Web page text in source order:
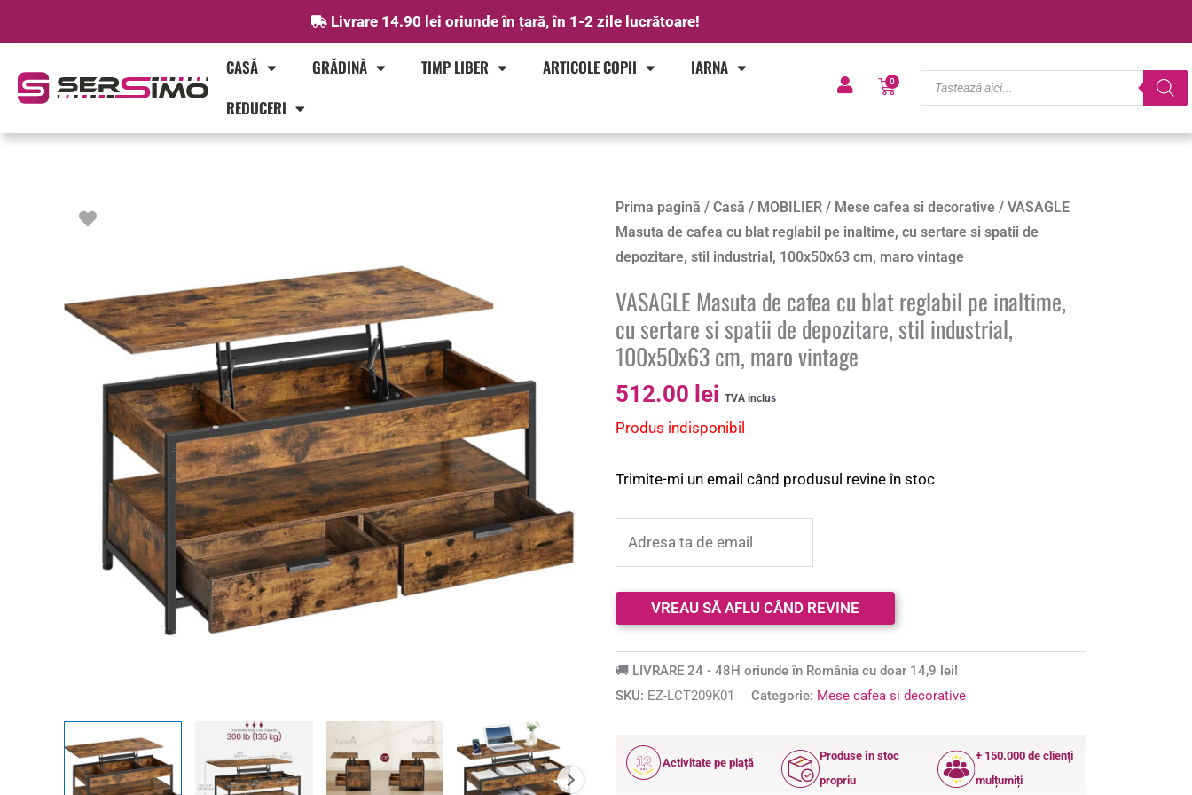
Livrare 14.90 lei oriunde în țară, în 1-2 zile lucrătoare!
CASĂ GRĂDINĂ TIMP LIBER ARTICOLE COPII
IARNA
REDUCERI
0
Cart
Products
search
Prima pagină /Casă / MOBILIER / Mese cafea si decorative / VASAGLE
Masuta de cafea cu blat reglabil pe inaltime, cu sertare si spatii de
depozitare, stil industrial, 100x50x63 cm, maro vintage
VASAGLE Masuta de cafea cu blat reglabil pe inaltime,
cu sertare si spatii de depozitare, stil industrial,
100x50x63 cm, maro vintage
512.00 lei TVA inclus
Produs indisponibil
Trimite-mi un email când produsul revine în stoc
🚚 LIVRARE 24 - 48H oriunde în România cu doar 14,9 lei!
SKU: EZ-LCT209K01 Categorie: Mese cafea si decorative
12
ANI
Activitate pe piață
Produse în stoc
propriu
+ 150.000 de clienți
mulțumiți